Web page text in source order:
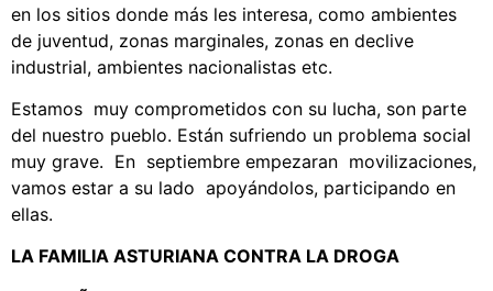
en los sitios donde más les interesa, como ambientes
de juventud, zonas marginales, zonas en declive
industrial, ambientes nacionalistas etc.
Estamos muy comprometidos con su lucha, son parte
del nuestro pueblo. Están sufriendo un problema social
muy grave. En septiembre empezaran movilizaciones,
vamos estar a su lado apoyándolos, participando en
ellas.
LA FAMILIA ASTURIANA CONTRA LA DROGA